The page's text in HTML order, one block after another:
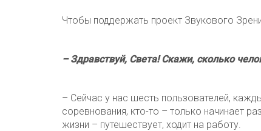
Чтобы поддержать проект Звукового
– Здравствуй, Света! Скажи, сколько
– Сейчас у нас шесть пользователей,
соревнования, кто-то – только начинает
жизни – путешествует, ходит на работу.